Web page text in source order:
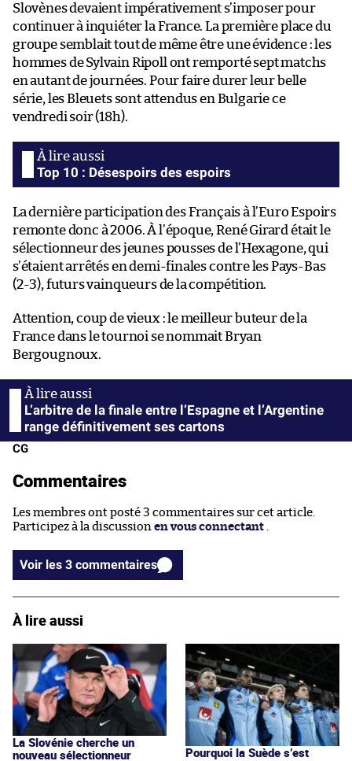
Slovènes devaient impérativement s’imposer pour
continuer à inquiéter la France. La première place du
groupe semblait tout de même être une évidence : les
hommes de Sylvain Ripoll ont remporté sept matchs
en autant de journées. Pour faire durer leur belle
série, les Bleuets sont attendus en Bulgarie ce
vendredi soir (18h).
Top 10 : Désespoirs des espoirs
La dernière participation des Français à l’Euro Espoirs
remonte donc à 2006. À l’époque, René Girard était le
sélectionneur des jeunes pousses de l’Hexagone, qui
s’étaient arrêtés en demi-finales contre les Pays-Bas
(2-3), futurs vainqueurs de la compétition.
Attention, coup de vieux : le meilleur buteur de la
France dans le tournoi se nommait Bryan
Bergougnoux.
L’arbitre de la finale entre l’Espagne et l’Argentine
range définitivement ses cartons
CG
Commentaires
Les membres ont posté 3 commentaires sur cet article.
Participez à la discussion en vous connectant
Voir les 3 commentaires
À lire aussi
La Slovénie cherche un
nouveau sélectionneur
Pourquoi la Suède s’est